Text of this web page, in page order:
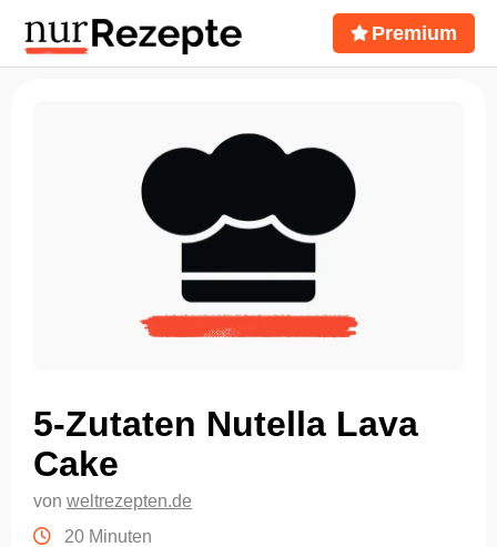
Premium
5-Zutaten Nutella Lava
Cake
von weltrezepten.de
20 Minuten